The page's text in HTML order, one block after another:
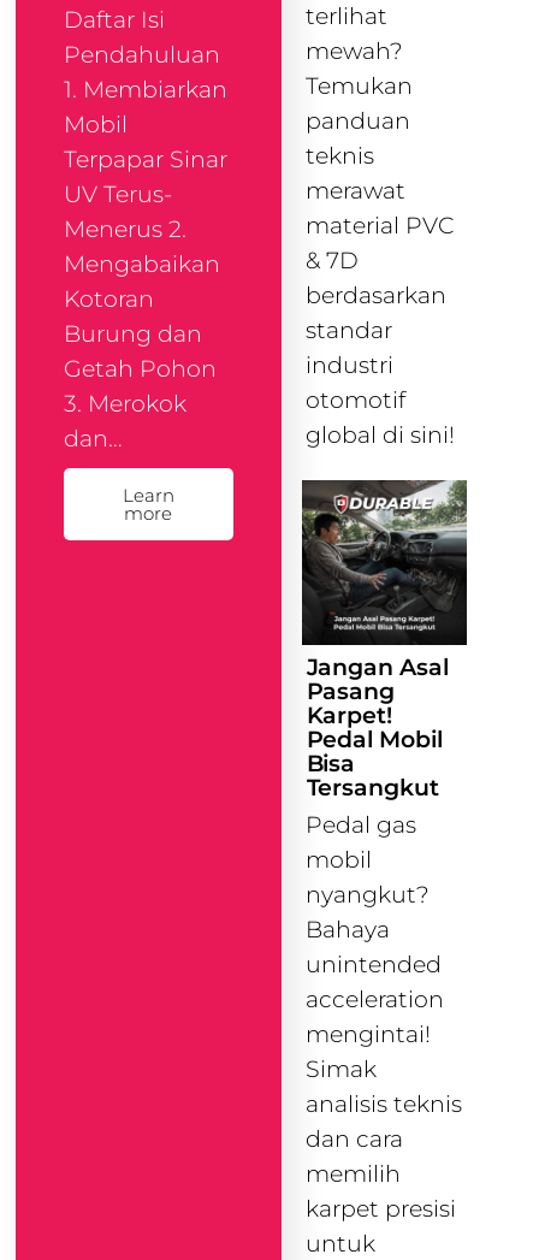
Daftar Isi
Pendahuluan
1. Membiarkan
Mobil
Terpapar Sinar
UV Terus-
Menerus 2.
Mengabaikan
Kotoran
Burung dan
Getah Pohon
3. Merokok
dan…
Learn
more
terlihat
mewah?
Temukan
panduan
teknis
merawat
material PVC
& 7D
berdasarkan
standar
industri
otomotif
global di sini!
Jangan Asal
Pasang
Karpet!
Pedal Mobil
Bisa
Tersangkut
Pedal gas
mobil
nyangkut?
Bahaya
unintended
acceleration
mengintai!
Simak
analisis teknis
dan cara
memilih
karpet presisi
untuk